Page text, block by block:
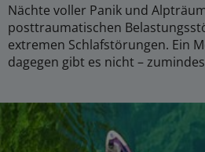
Nächte voller Panik und
posttraumatischen
extremen Schlafstörungen. Ein
dagegen gibt es nicht –